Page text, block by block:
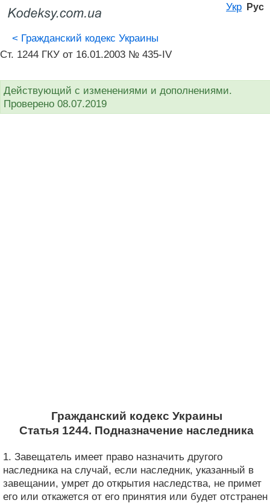
Укр Рус
< Гражданский кодекс Украины
Ст. 1244 ГКУ от 16.01.2003 № 435-IV
Действующий с изменениями и дополнениями.
Проверено 08.07.2019
Гражданский кодекс Украины
Статья 1244. Подназначение наследника
1. Завещатель имеет право назначить другого
наследника на случай, если наследник, указанный в
завещании, умрет до открытия наследства, не примет
его или откажется от его принятия или будет отстранен